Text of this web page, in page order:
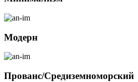
Модерн
Прованс/Средиземноморский